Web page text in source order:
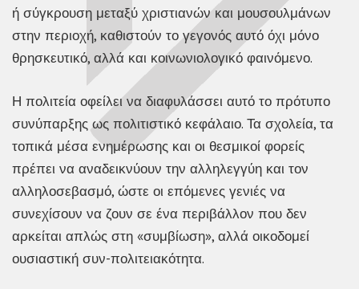
ή σύγκρουση μεταξύ χριστιανών και μουσουλμάνων
στην περιοχή, καθιστούν το γεγονός αυτό όχι μόνο
θρησκευτικό, αλλά και κοινωνιολογικό φαινόμενο.
Η πολιτεία οφείλει να διαφυλάσσει αυτό το πρότυπο
συνύπαρξης ως πολιτιστικό κεφάλαιο. Τα σχολεία, τα
τοπικά μέσα ενημέρωσης και οι θεσμικοί φορείς
πρέπει να αναδεικνύουν την αλληλεγγύη και τον
αλληλοσεβασμό, ώστε οι επόμενες γενιές να
συνεχίσουν να ζουν σε ένα περιβάλλον που δεν
αρκείται απλώς στη «συμβίωση», αλλά οικοδομεί
ουσιαστική συν-πολιτειακότητα.